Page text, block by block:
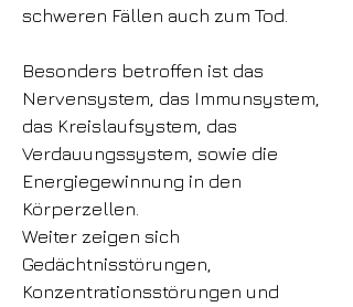
schweren Fällen auch zum Tod.
Besonders betroffen ist das
Nervensystem, das Immunsystem,
das Kreislaufsystem, das
Verdauungssystem, sowie die
Energiegewinnung in den
Körperzellen.
Weiter zeigen sich
Gedächtnisstörungen,
Konzentrationsstörungen und